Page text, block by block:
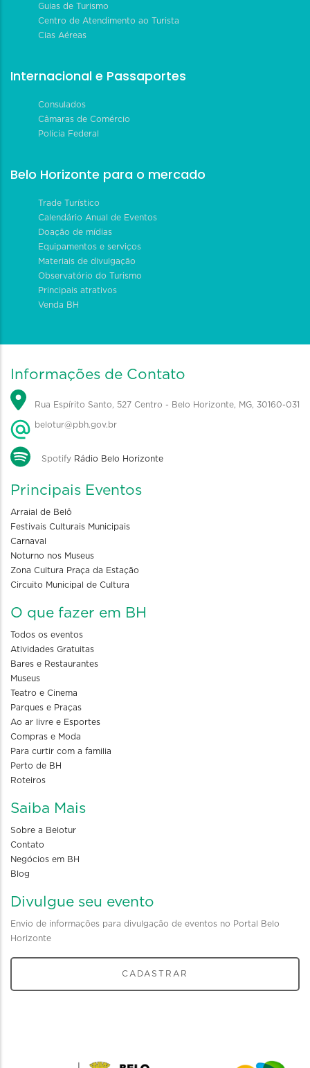
Guias de Turismo
Centro de Atendimento ao Turista
Cias Aéreas
Internacional e Passaportes
Consulados
Câmaras de Comércio
Polícia Federal
Belo Horizonte para o mercado
Trade Turístico
Calendário Anual de Eventos
Doação de mídias
Equipamentos e serviços
Materiais de divulgação
Observatório do Turismo
Principais atrativos
Venda BH
Informações de Contato
Rua Espírito Santo, 527 Centro - Belo Horizonte, MG, 30160-031
belotur@pbh.gov.br
Spotify Rádio Belo Horizonte
Principais Eventos
Arraial de Belô
Festivais Culturais Municipais
Carnaval
Noturno nos Museus
Zona Cultura Praça da Estação
Circuito Municipal de Cultura
O que fazer em BH
Todos os eventos
Atividades Gratuitas
Bares e Restaurantes
Museus
Teatro e Cinema
Parques e Praças
Ao ar livre e Esportes
Compras e Moda
Para curtir com a familia
Perto de BH
Roteiros
Saiba Mais
Sobre a Belotur
Contato
Negócios em BH
Blog
Divulgue seu evento
Envio de informações para divulgação de eventos no Portal Belo
Horizonte
CADASTRAR